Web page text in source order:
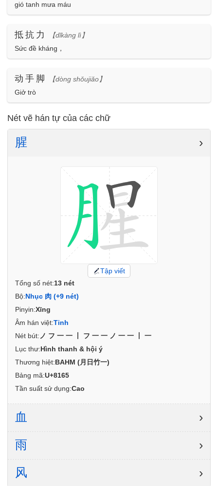
gió tanh mưa máu
抵抗力
【dǐkàng lì】
Sức đề kháng，
动手脚
【dòng shǒujiǎo】
Giở trò
Nét vẽ hán tự của các chữ
腥 ›
Tập viết
Tổng số nét:13 nét
Bộ:Nhục 肉 (+9 nét)
Pinyin:Xīng
Âm hán việt:Tinh
Nét bút: ノフ一一丨フ一一ノ一一丨一
Lục thư:Hình thanh & hội ý
Thương hiệt:BAHM (月日竹一)
Bảng mã:U+8165
Tần suất sử dụng:Cao
血 ›
雨 ›
风 ›